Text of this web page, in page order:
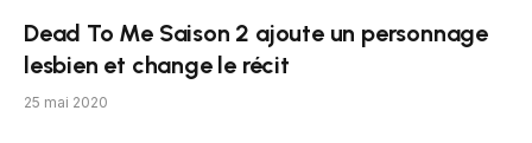
Dead To Me Saison 2 ajoute un personnage
lesbien et change le récit
25 mai 2020